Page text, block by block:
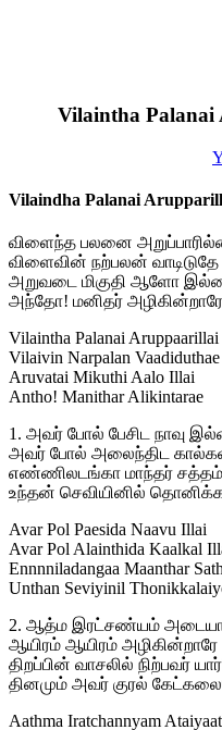
Vilaintha Palanai
Vilaindha Palanai
விளைந்த பலனை
விளைவின் நற்பலன் வாடிடுதே
அறுவடை மிகுதி ஆளோ
அந்தோ! மனிதர் அழிகின்றாரே
Vilaintha Palanai Aruppaarillai
Vilaivin Narpalan Vaadiduthae
Aruvatai Mikuthi Aalo Illai
Antho! Manithar Alikintarae
1. அவர் போல் பேசிட நாவு
அவர் போல் அலைந்திட
எண்ணிலடங்கா மாந்தர் சத்தம்
உந்தன் செவியினில்
Avar Pol Paesida Naavu Illai
Avar Pol Alainthida Kaalkal
Ennnniladangaa Maanthar
Unthan Seviyinil
2. ஆத்ம இரட்சண்யம்
ஆயிரம் ஆயிரம் அழிகின்றாரே
திறப்பின் வாசலில் நிற்பவர்
தினமும் அவர் குரல்
Aathma Iratchannyam